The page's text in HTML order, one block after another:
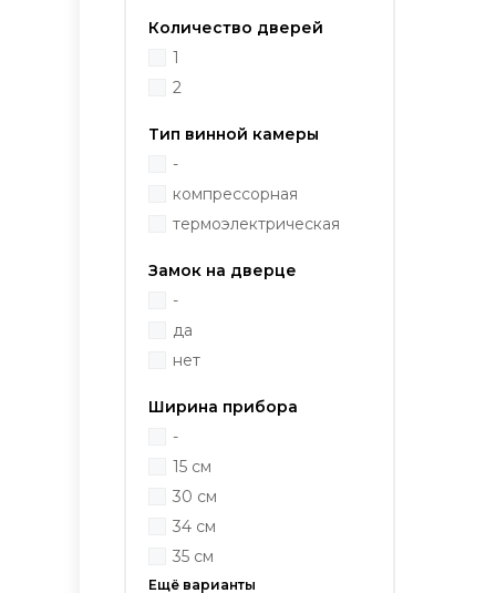
Количество дверей
1
2
Тип винной камеры
-
компрессорная
термоэлектрическая
Замок на дверце
-
да
нет
Ширина прибора
-
15 см
30 см
34 см
35 см